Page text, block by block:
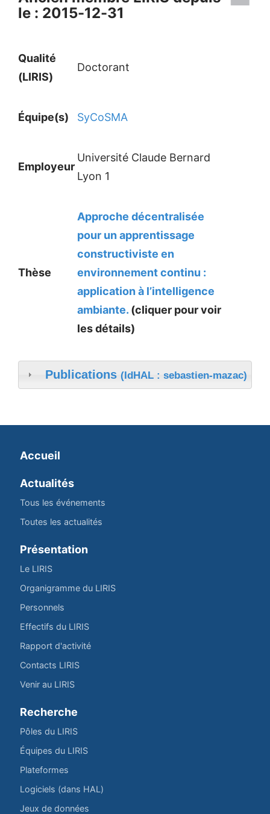
le : 2015-12-31
Qualité
(LIRIS)
Doctorant
Équipe(s) SyCoSMA
Employeur
Université Claude Bernard
Lyon 1
Thèse
Approche décentralisée
pour un apprentissage
constructiviste en
environnement continu :
application à l’intelligence
ambiante. (cliquer pour voir
les détails)
Publications (IdHAL : sebastien-mazac)
Accueil
Actualités
Tous les événements
Toutes les actualités
Présentation
Le LIRIS
Organigramme du LIRIS
Personnels
Effectifs du LIRIS
Rapport d'activité
Contacts LIRIS
Venir au LIRIS
Recherche
Pôles du LIRIS
Équipes du LIRIS
Plateformes
Logiciels (dans HAL)
Jeux de données